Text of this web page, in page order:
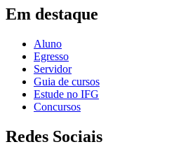
Em destaque
Aluno
Egresso
Servidor
Guia de cursos
Estude no IFG
Concursos
Redes Sociais